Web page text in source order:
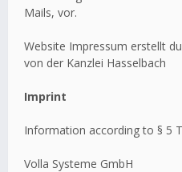
Mails, vor.
Website Impressum erstellt
von der Kanzlei Hasselbach
Imprint
Information according to § 5
Volla Systeme GmbH